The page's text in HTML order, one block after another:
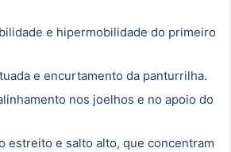
e hipermobilidade do primeiro
e encurtamento da panturrilha.
nos joelhos e no apoio do
estreito e salto alto, que concentram